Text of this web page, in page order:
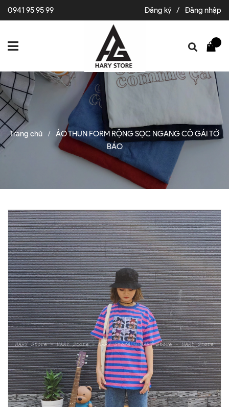
0941 95 95 99 Đăng ký / Đăng nhập
Trang chủ /
ÁO THUN FORM RỘNG SỌC NGANG CÔ GÁI TỜ
BÁO